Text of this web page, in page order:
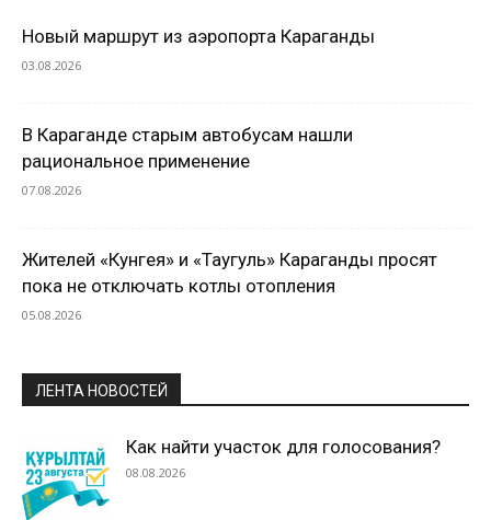
Новый маршрут из аэропорта Караганды
03.08.2026
В Караганде старым автобусам нашли
рациональное применение
07.08.2026
Жителей «Кунгея» и «Таугуль» Караганды просят
пока не отключать котлы отопления
05.08.2026
ЛЕНТА НОВОСТЕЙ
Как найти участок для голосования?
08.08.2026